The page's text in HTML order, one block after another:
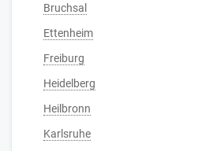
Bruchsal
Ettenheim
Freiburg
Heidelberg
Heilbronn
Karlsruhe